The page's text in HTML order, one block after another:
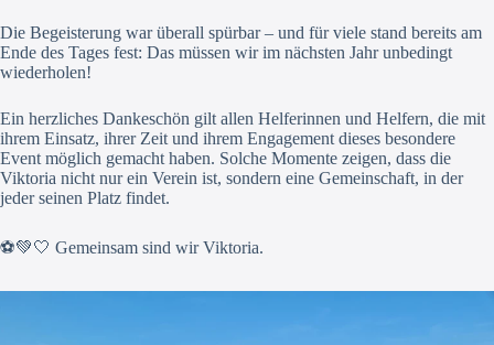
Die Begeisterung war überall spürbar – und für viele stand bereits am
Ende des Tages fest: Das müssen wir im nächsten Jahr unbedingt
wiederholen!
Ein herzliches Dankeschön gilt allen Helferinnen und Helfern, die mit
ihrem Einsatz, ihrer Zeit und ihrem Engagement dieses besondere
Event möglich gemacht haben. Solche Momente zeigen, dass die
Viktoria nicht nur ein Verein ist, sondern eine Gemeinschaft, in der
jeder seinen Platz findet.
⚽💚🤍 Gemeinsam sind wir Viktoria.